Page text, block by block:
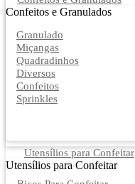
Confeitos e Granulados
Granulado
Miçangas
Quadradinhos
Diversos
Confeitos
Sprinkles
Utensílios para Confeitar
Utensílios para Confeitar